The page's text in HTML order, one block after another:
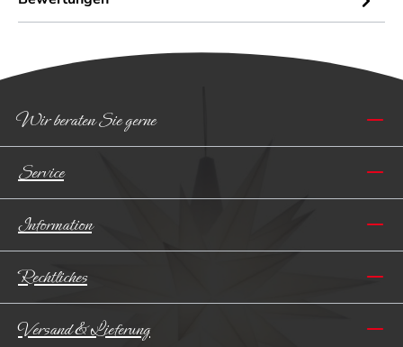
Wir beraten Sie gerne
Service
Information
Rechtliches
Versand & Lieferung